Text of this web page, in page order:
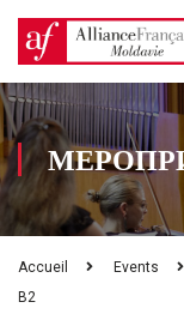
Accueil Events
B2